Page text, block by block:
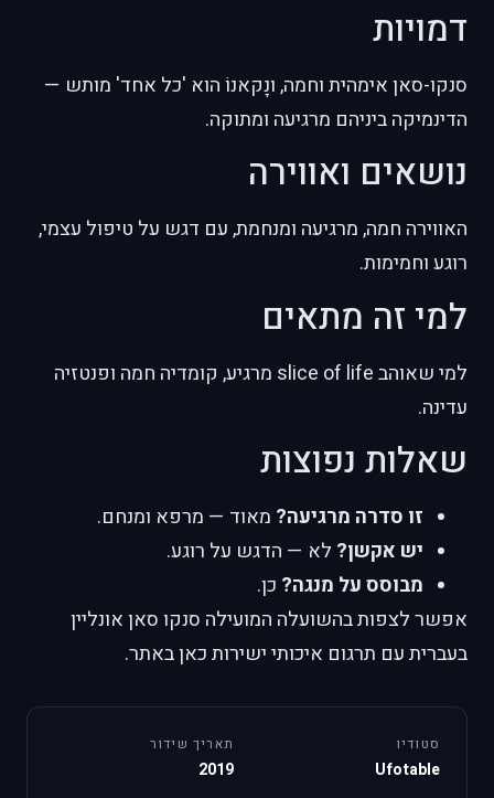
דמויות
סנקו-סאן אימהית וחמה, ונָקאנוֹ הוא 'כל אחד' מותש —
הדינמיקה ביניהם מרגיעה ומתוקה.
נושאים ואווירה
האווירה חמה, מרגיעה ומנחמת, עם דגש על טיפול עצמי,
רוגע וחמימות.
למי זה מתאים
למי שאוהב slice of life מרגיע, קומדיה חמה ופנטזיה
עדינה.
שאלות נפוצות
זו סדרה מרגיעה? מאוד — מרפא ומנחם.
יש אקשן? לא — הדגש על רוגע.
מבוסס על מנגה? כן.
אפשר לצפות בהשועלה המועילה סנקו סאן אונליין
בעברית עם תרגום איכותי ישירות כאן באתר.
סטודיו
Ufotable
תאריך שידור
2019